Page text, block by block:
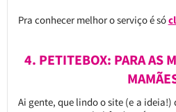
Pra conhecer melhor o serviço é só
4. PETITEBOX: PARA AS
Ai gente, que lindo o site (e a